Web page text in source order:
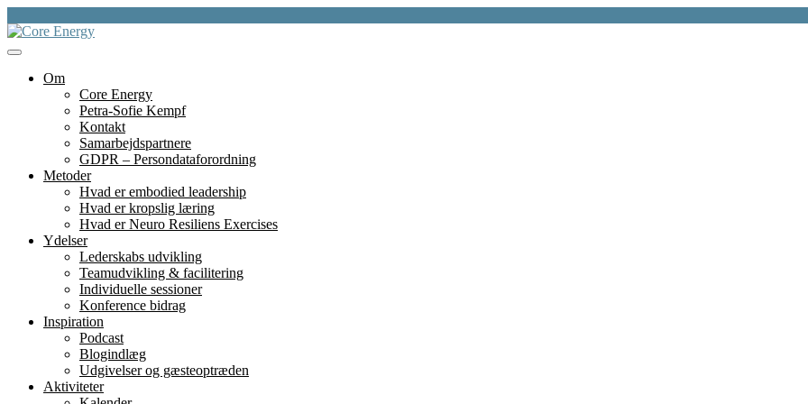
to
content
Core Energy
Om
Core Energy
Petra-Sofie Kempf
Kontakt
Samarbejdspartnere
GDPR – Persondataforordning
Metoder
Hvad er embodied leadership
Hvad er kropslig læring
Hvad er Neuro Resiliens Exercises
Ydelser
Lederskabs udvikling
Teamudvikling & facilitering
Individuelle sessioner
Konference bidrag
Inspiration
Podcast
Blogindlæg
Udgivelser og gæsteoptræden
Aktiviteter